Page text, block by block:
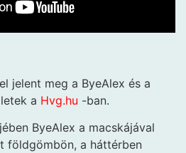
jelent meg a ByeAlex és a
a Hvg.hu -ban.
ByeAlex a macskájával
földgömbön, a háttérben